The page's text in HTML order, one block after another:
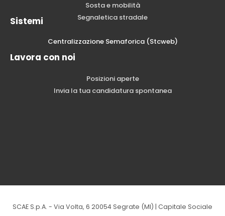
Sosta e mobilità
Segnaletica stradale
Sistemi
Centralizzazione Semaforica (Stcweb)
Lavora con noi
Posizioni aperte
Invia la tua candidatura spontanea
SCAE S.p.A. - Via Volta, 6 20054 Segrate (MI) | Capitale Sociale